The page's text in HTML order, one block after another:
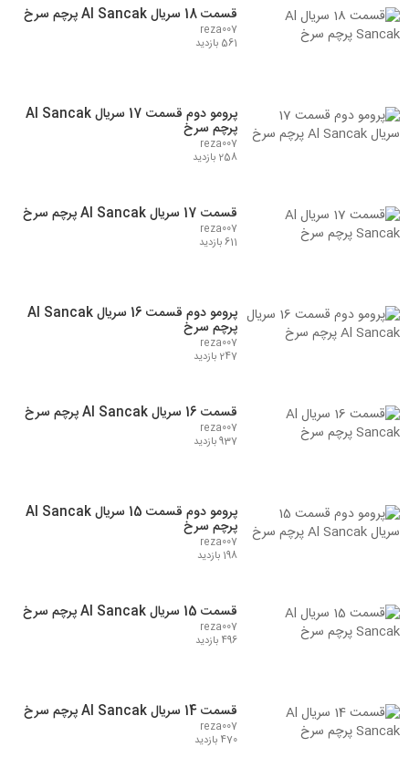
قسمت 18 سریال Al Sancak پرچم سرخ
reza007
561 بازدید
پرومو دوم قسمت 17 سریال Al Sancak
پرچم سرخ
reza007
258 بازدید
قسمت 17 سریال Al Sancak پرچم سرخ
reza007
611 بازدید
پرومو دوم قسمت 16 سریال Al Sancak
پرچم سرخ
reza007
247 بازدید
قسمت 16 سریال Al Sancak پرچم سرخ
reza007
937 بازدید
پرومو دوم قسمت 15 سریال Al Sancak
پرچم سرخ
reza007
198 بازدید
قسمت 15 سریال Al Sancak پرچم سرخ
reza007
496 بازدید
قسمت 14 سریال Al Sancak پرچم سرخ
reza007
470 بازدید